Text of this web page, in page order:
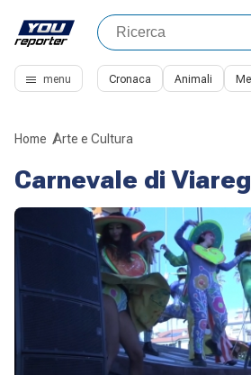
menu Cronaca Animali
Home Arte e Cultura
Carnevale di